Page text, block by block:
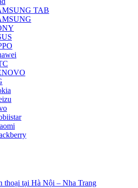
TAB
thoại tại Hà Nội – Nha Trang